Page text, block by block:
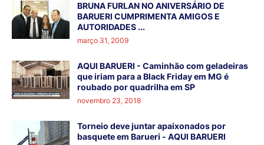
BRUNA FURLAN NO ANIVERSÁRIO DE
BARUERI CUMPRIMENTA AMIGOS E
AUTORIDADES ...
março 31, 2009
AQUI BARUERI - Caminhão com geladeiras
que iriam para a Black Friday em MG é
roubado por quadrilha em SP
novembro 23, 2018
Torneio deve juntar apaixonados por
basquete em Barueri - AQUI BARUERI